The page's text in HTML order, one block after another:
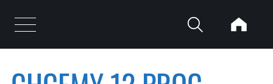
Otwórz menu